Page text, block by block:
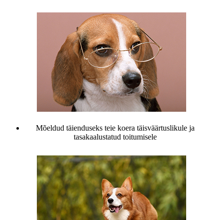
Mõeldud täienduseks teie koera täisväärtuslikule ja
tasakaalustatud toitumisele